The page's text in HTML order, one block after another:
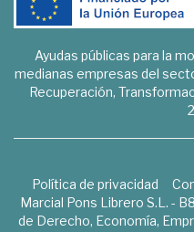
Ayudas públicas para la
medianas empresas del
Recuperación,
Política de privacidad
Marcial Pons Librero S.L. -
de Derecho, Economía,